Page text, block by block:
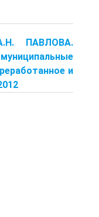
ПАВЛОВА.
и